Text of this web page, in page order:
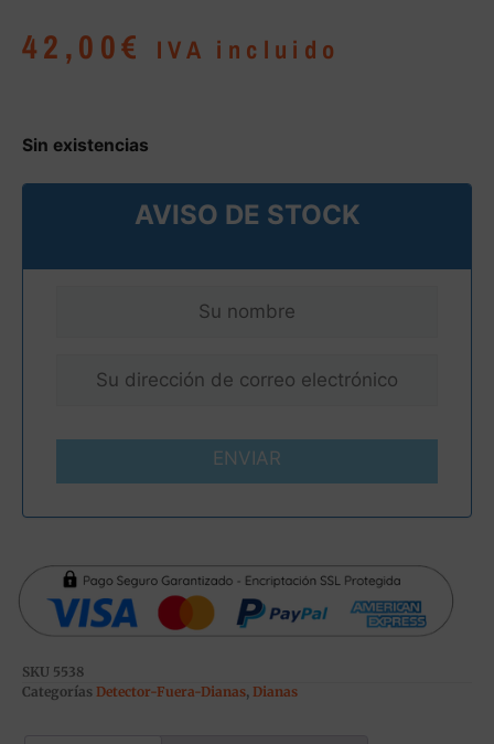
42,00€ IVA incluido
Sin existencias
AVISO DE STOCK
ENVIAR
SKU 5538
Categorías Detector-Fuera-Dianas, Dianas